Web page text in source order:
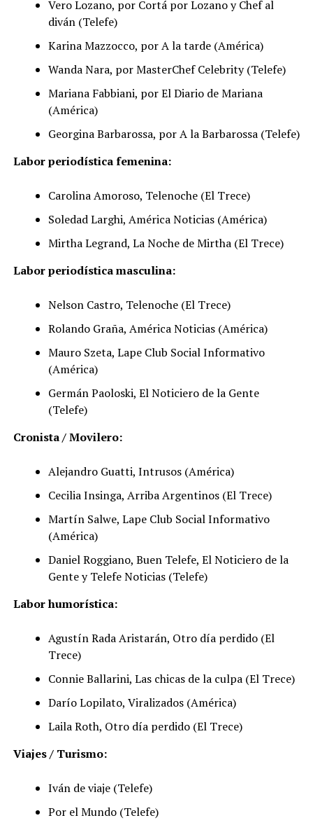
Vero Lozano, por Cortá por Lozano y Chef al
diván (Telefe)
Karina Mazzocco, por A la tarde (América)
Wanda Nara, por MasterChef Celebrity (Telefe)
Mariana Fabbiani, por El Diario de Mariana
(América)
Georgina Barbarossa, por A la Barbarossa (Telefe)
Labor periodística femenina:
Carolina Amoroso, Telenoche (El Trece)
Soledad Larghi, América Noticias (América)
Mirtha Legrand, La Noche de Mirtha (El Trece)
Labor periodística masculina:
Nelson Castro, Telenoche (El Trece)
Rolando Graña, América Noticias (América)
Mauro Szeta, Lape Club Social Informativo
(América)
Germán Paoloski, El Noticiero de la Gente
(Telefe)
Cronista / Movilero:
Alejandro Guatti, Intrusos (América)
Cecilia Insinga, Arriba Argentinos (El Trece)
Martín Salwe, Lape Club Social Informativo
(América)
Daniel Roggiano, Buen Telefe, El Noticiero de la
Gente y Telefe Noticias (Telefe)
Labor humorística:
Agustín Rada Aristarán, Otro día perdido (El
Trece)
Connie Ballarini, Las chicas de la culpa (El Trece)
Darío Lopilato, Viralizados (América)
Laila Roth, Otro día perdido (El Trece)
Viajes / Turismo:
Iván de viaje (Telefe)
Por el Mundo (Telefe)